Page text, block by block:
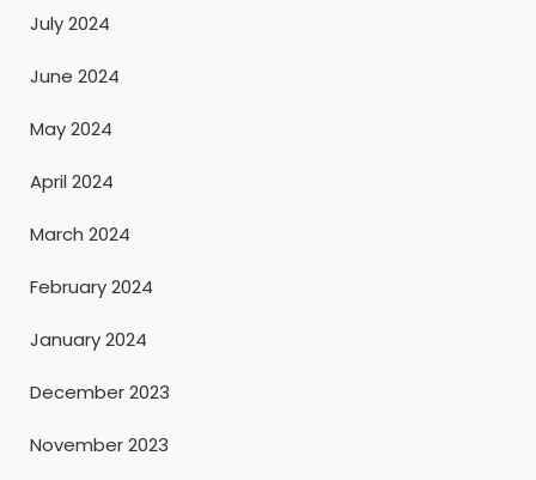
July 2024
June 2024
May 2024
April 2024
March 2024
February 2024
January 2024
December 2023
November 2023